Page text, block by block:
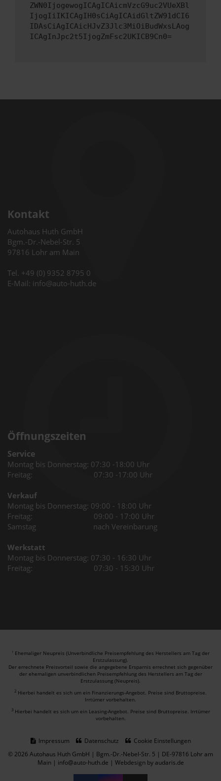
ZWN0IjogewogICAgICAicmVzcG9uc2VUeXBl
IjogIiIKICAgIH0sCiAgICAidGltZW91dCI6
IDAsCiAgICAicHJvZ3Jlc3MiOiBudWxsLAog
ICAgInJpc2t5IjogZmFsc2UKICB9Cn0=
Kontakt
Autohaus Huth GmbH
Bgm.-Dr.-Nebel-Str. 5
97816 Lohr am Main
Tel. +49 (0) 9352 8795 0
E-Mail: info@auto-huth.de
Öffnungszeiten
Service
Montag bis Donnerstag: 07:30 -18:00 Uhr
Freitag: 07:30 -17:00 Uhr
Verkauf
Montag bis Donnerstag: 09:00 - 18:00 Uhr
Freitag: 09:00 - 17:00 Uhr
Samstag nach Vereinbarung
Werkstatt
Montag bis Donnerstag: 07:30 - 16:30 Uhr
Freitag: 07:30 - 15:30 Uhr
1 Ehemaliger Neupreis (Unverbindliche Preisempfehlung des Herstellers am Tag der
Erstzulassung).
Der errechnete Preisvorteil sowie die angegebene Ersparnis errechnet sich gegenüber
der ehemaligen unverbindlichen Preisempfehlung des Herstellers am Tag der
Erstzulassung (Neupreis).
2 Hierbei handelt es sich um ein Finanzierungs-Angebot. Preise sind Bruttopreise.
Irrtümer vorbehalten.
3 Hierbei handelt es sich um ein Leasing-Angebot. Preise sind Bruttopreise. Irrtümer
vorbehalten.
Impressum Datenschutz
Cookie Einstellungen
© 2026 Autohaus Huth GmbH | Bgm.-Dr.-Nebel-Str. 5 | DE-97816 Lohr am
Main | info@auto-huth.de | Webdesign by audaris.de